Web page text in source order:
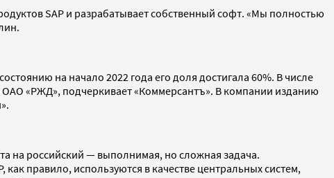
SAP и разрабатывает собственный софт. «Мы полностью
на начало 2022 года его доля достигала 60%. В числе
«РЖД», подчеркивает «Коммерсантъ». В компании изданию
на российский — выполнимая, но сложная задача.
правило, используются в качестве центральных систем,